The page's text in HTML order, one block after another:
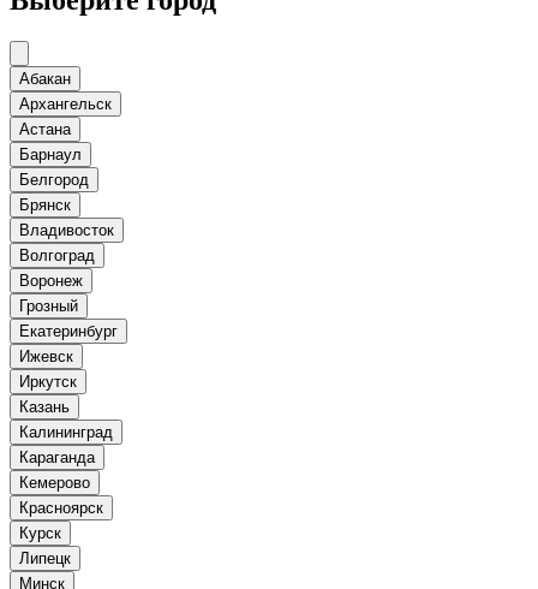
Абакан
Архангельск
Астана
Барнаул
Белгород
Брянск
Владивосток
Волгоград
Воронеж
Грозный
Екатеринбург
Ижевск
Иркутск
Казань
Калининград
Караганда
Кемерово
Красноярск
Курск
Липецк
Минск